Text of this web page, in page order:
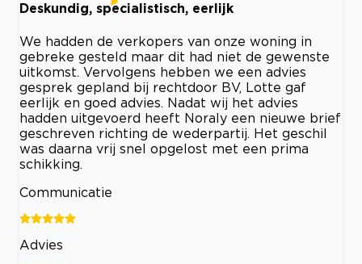
Deskundig, specialistisch, eerlijk
We hadden de verkopers van onze woning in
gebreke gesteld maar dit had niet de gewenste
uitkomst. Vervolgens hebben we een advies
gesprek gepland bij rechtdoor BV, Lotte gaf
eerlijk en goed advies. Nadat wij het advies
hadden uitgevoerd heeft Noraly een nieuwe brief
geschreven richting de wederpartij. Het geschil
was daarna vrij snel opgelost met een prima
schikking.
Communicatie
Advies